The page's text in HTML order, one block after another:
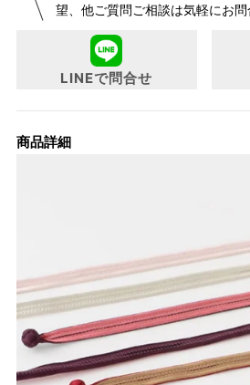
望、他ご質問ご相談は気軽にお問
LINEで問合せ
商品詳細